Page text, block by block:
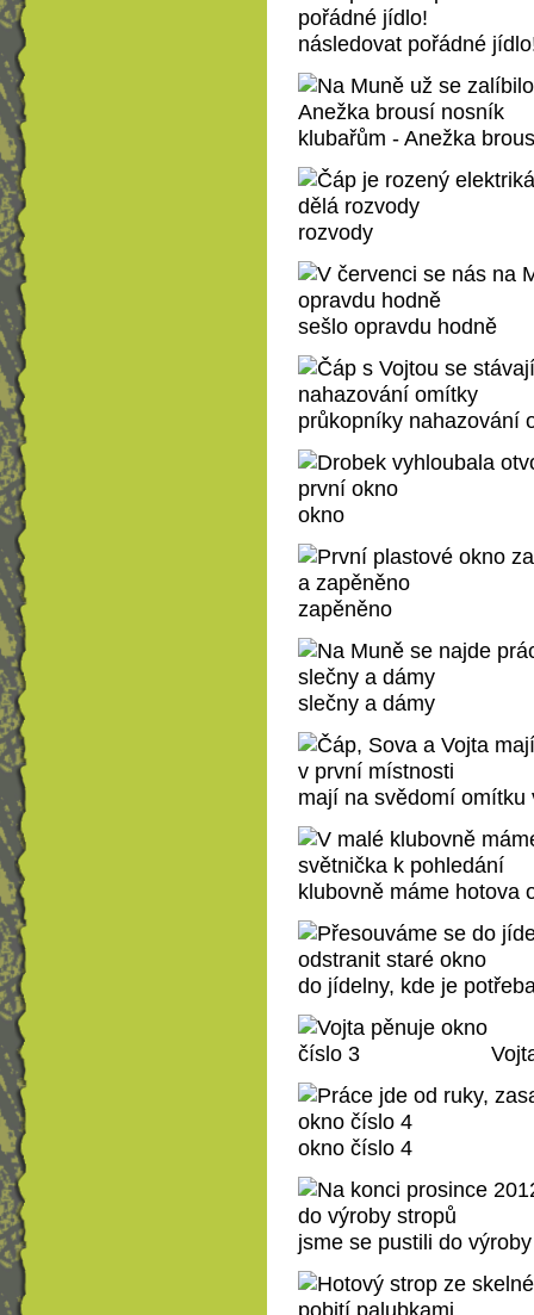
následovat pořádné
klubařům - Anežka
rozvody
sešlo opravdu hodně
průkopníky nahazování
okno
zapěněno
slečny a dámy
mají na svědomí omítku
klubovně máme hotova
do jídelny, kde je
okno číslo 4
jsme se pustili do